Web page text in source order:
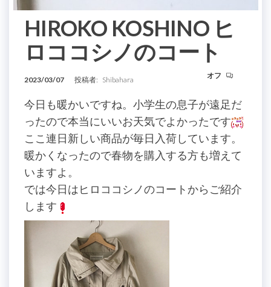
HIROKO KOSHINO ヒ
ロココシノのコート
2023/03/07 投稿者: Shibahara オフ
今日も暖かいですね。小学生の息子が遠足だ
ったので本当にいいお天気でよかったです
ここ連日新しい商品が毎日入荷しています。
暖かくなったので春物を購入する方も増えて
いますよ。
では今日はヒロココシノのコートからご紹介
します